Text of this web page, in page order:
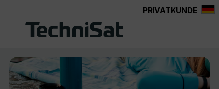
PRIVATKUNDE